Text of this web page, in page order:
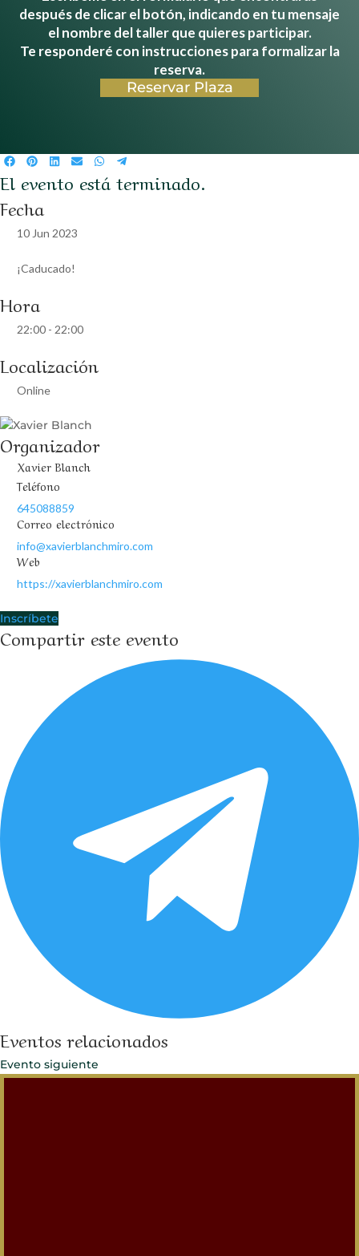
después de clicar el botón, indicando en tu mensaje
el nombre del taller que quieres participar.
Te responderé con instrucciones para formalizar la
reserva.
Reservar Plaza
Compartir
en
Compartir
en
Compartir
en
Compartir
en
Compartir
en en
El evento está terminado.
Fecha
10 Jun 2023
¡Caducado!
Hora
22:00 - 22:00
Localización
Online
Organizador
Xavier Blanch
Teléfono
645088859
Correo electrónico
info@xavierblanchmiro.com
Web
https://xavierblanchmiro.com
Inscríbete
Compartir este evento
Eventos relacionados
Evento siguiente